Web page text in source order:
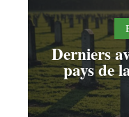
Derniers
pays de